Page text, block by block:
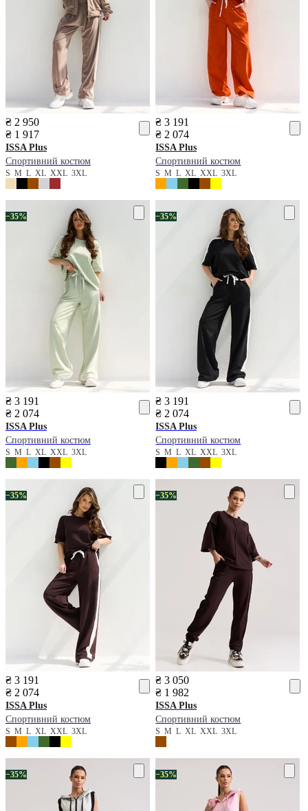
₴ 2 950
₴ 1 917
ISSA Plus
Спортивний костюм
S M L XL XXL 3XL
₴ 3 191
₴ 2 074
ISSA Plus
Спортивний костюм
SMLXLXXL3XL
−35%
₴ 3 191
₴ 2 074
ISSA Plus
Спортивний костюм
S M L XL XXL 3XL
−35%
₴ 3 191
₴ 2 074
ISSA Plus
Спортивний костюм
SMLXLXXL3XL
−35%
₴ 3 191
₴ 2 074
ISSA Plus
Спортивний костюм
S M L XL XXL 3XL
−35%
₴ 3 050
₴ 1 982
ISSA Plus
Спортивний костюм
SMLXLXXL3XL
−35% −35%